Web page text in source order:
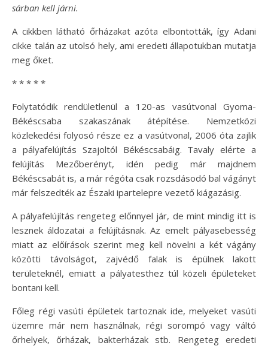
sárban kell járni.
A cikkben látható őrházakat azóta elbontották, így Adani
cikke talán az utolsó hely, ami eredeti állapotukban mutatja
meg őket.
* * * * *
Folytatódik rendületlenül a 120-as vasútvonal Gyoma-
Békéscsaba szakaszának átépítése. Nemzetközi
közlekedési folyosó része ez a vasútvonal, 2006 óta zajlik
a pályafelújítás Szajoltól Békéscsabáig. Tavaly elérte a
felújítás Mezőberényt, idén pedig már majdnem
Békéscsabát is, a már régóta csak rozsdásodó bal vágányt
már felszedték az Északi ipartelepre vezető kiágazásig.
A pályafelújítás rengeteg előnnyel jár, de mint mindig itt is
lesznek áldozatai a felújításnak. Az emelt pályasebesség
miatt az előírások szerint meg kell növelni a két vágány
közötti távolságot, zajvédő falak is épülnek lakott
területeknél, emiatt a pályatesthez túl közeli épületeket
bontani kell.
Főleg régi vasúti épületek tartoznak ide, melyeket vasúti
üzemre már nem használnak, régi sorompó vagy váltó
őrhelyek, őrházak, bakterházak stb. Rengeteg eredeti